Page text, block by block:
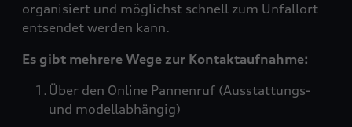
organisiert und möglichst schnell zum Unfallort
entsendet werden kann.
Es gibt mehrere Wege zur Kontaktaufnahme:
Über den Online Pannenruf (Ausstattungs-
und modellabhängig)